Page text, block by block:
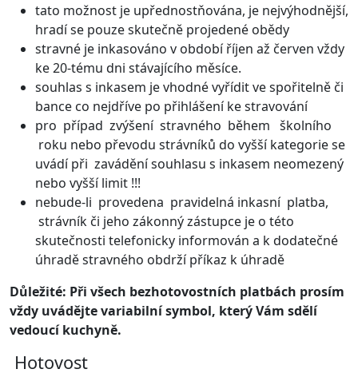
tato možnost je upřednostňována, je nejvýhodnější,
hradí se pouze skutečně projedené obědy
stravné je inkasováno v období říjen až červen vždy
ke 20-tému dni stávajícího měsíce.
souhlas s inkasem je vhodné vyřídit ve spořitelně či
bance co nejdříve po přihlášení ke stravování
pro případ zvýšení stravného během školního
roku nebo převodu strávníků do vyšší kategorie se
uvádí při zavádění souhlasu s inkasem neomezený
nebo vyšší limit !!!
nebude-li provedena pravidelná inkasní platba,
strávník či jeho zákonný zástupce je o této
skutečnosti telefonicky informován a k dodatečné
úhradě stravného obdrží příkaz k úhradě
Důležité: Při všech bezhotovostních platbách prosím
vždy uvádějte variabilní symbol, který Vám sdělí
vedoucí kuchyně.
Hotovost